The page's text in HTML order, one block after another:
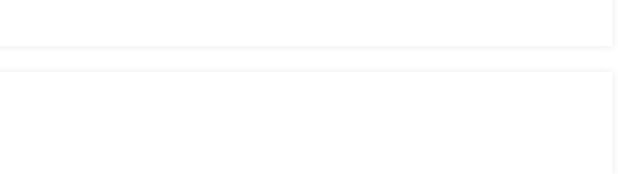
du marché.
des plateformes et des dApps.